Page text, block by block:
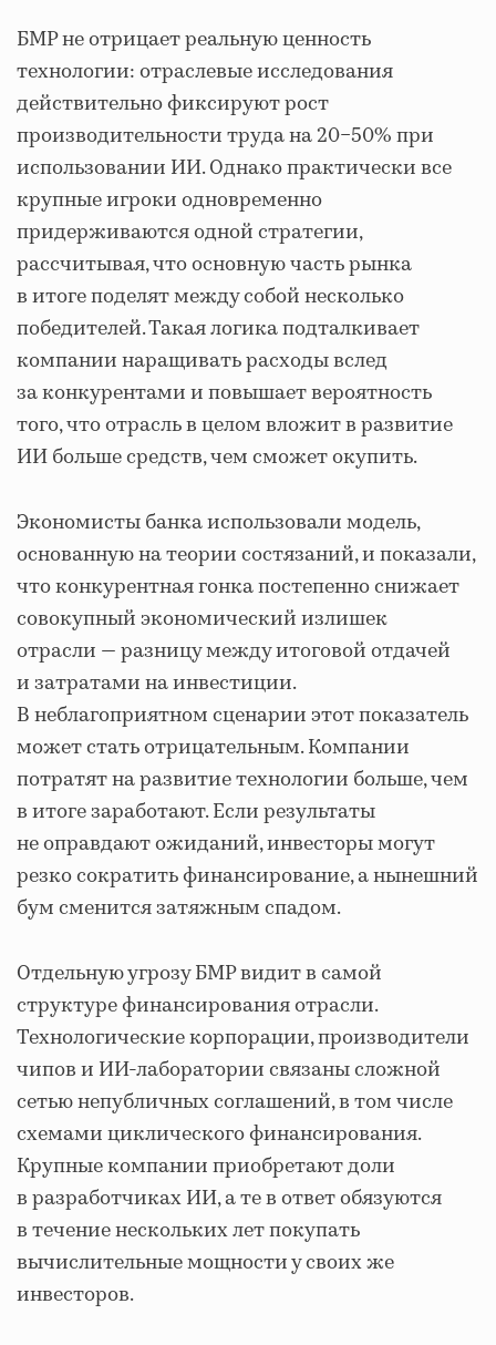
БМР не отрицает реальную ценность
технологии: отраслевые исследования
действительно фиксируют рост
производительности труда на 20−50% при
использовании ИИ. Однако практически все
крупные игроки одновременно
придерживаются одной стратегии,
рассчитывая, что основную часть рынка
в итоге поделят между собой несколько
победителей. Такая логика подталкивает
компании наращивать расходы вслед
за конкурентами и повышает вероятность
того, что отрасль в целом вложит в развитие
ИИ больше средств, чем сможет окупить.
Экономисты банка использовали модель,
основанную на теории состязаний, и показали,
что конкурентная гонка постепенно снижает
совокупный экономический излишек
отрасли — разницу между итоговой отдачей
и затратами на инвестиции.
В неблагоприятном сценарии этот показатель
может стать отрицательным. Компании
потратят на развитие технологии больше, чем
в итоге заработают. Если результаты
не оправдают ожиданий, инвесторы могут
резко сократить финансирование, а нынешний
бум сменится затяжным спадом.
Отдельную угрозу БМР видит в самой
структуре финансирования отрасли.
Технологические корпорации, производители
чипов и ИИ-лаборатории связаны сложной
сетью непубличных соглашений, в том числе
схемами циклического финансирования.
Крупные компании приобретают доли
в разработчиках ИИ, а те в ответ обязуются
в течение нескольких лет покупать
вычислительные мощности у своих же
инвесторов.